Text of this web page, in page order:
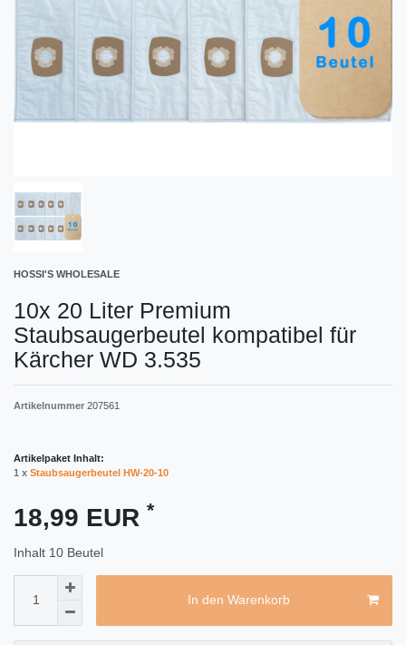
HOSSI'S WHOLESALE
10x 20 Liter Premium
Staubsaugerbeutel kompatibel für
Kärcher WD 3.535
Artikelnummer 207561
Artikelpaket Inhalt:
1 x Staubsaugerbeutel HW-20-10
18,99 EUR *
Inhalt 10 Beutel
In den Warenkorb